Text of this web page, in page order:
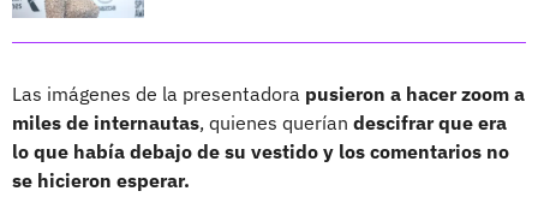
Las imágenes de la presentadora pusieron a hacer zoom a
miles de internautas, quienes querían descifrar que era
lo que había debajo de su vestido y los comentarios no
se hicieron esperar.